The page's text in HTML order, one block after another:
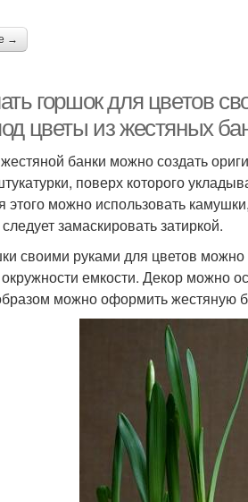
→
горшок для цветов
цветы из жестяных
банки можно создать
поверх которого
этого можно использовать
замаскировать затиркой.
своими руками для цветов
емкости. Декор можно
можно оформить жестяную